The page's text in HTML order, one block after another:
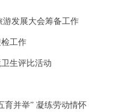
发展大会筹备工作
工作
生评比活动
育并举” 凝练劳动情怀